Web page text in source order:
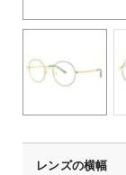
レンズの横幅